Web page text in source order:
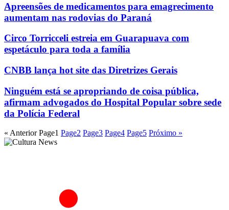
Apreensões de medicamentos para emagrecimento
aumentam nas rodovias do Paraná
Circo Torricceli estreia em Guarapuava com
espetáculo para toda a família
CNBB lança hot site das Diretrizes Gerais
Ninguém está se apropriando de coisa pública,
afirmam advogados do Hospital Popular sobre sede
da Polícia Federal
« Anterior Page1 Page2 Page3 Page4 Page5 Próximo »